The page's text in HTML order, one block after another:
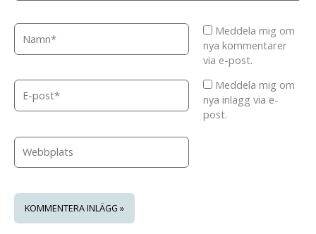
Namn*
E-
post*
Webbplats
Meddela mig om
nya kommentarer
via e-post.
Meddela mig om
nya inlägg via e-
post.